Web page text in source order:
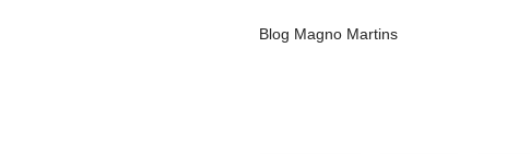
Blog Magno Martins